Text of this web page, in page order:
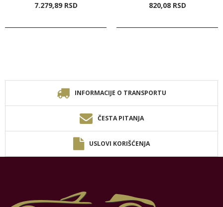
7.279,89 RSD 820,08 RSD
INFORMACIJE O TRANSPORTU
ČESTA PITANJA
USLOVI KORIŠĆENJA